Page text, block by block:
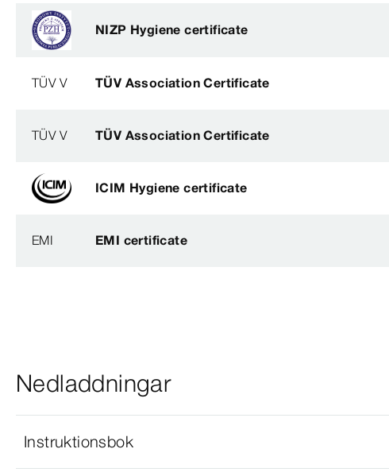
NIZP Hygiene certificate
TÜV V TÜV Association Certificate
TÜV V TÜV Association Certificate
ICIM Hygiene certificate
EMI EMI certificate
Nedladdningar
Instruktionsbok